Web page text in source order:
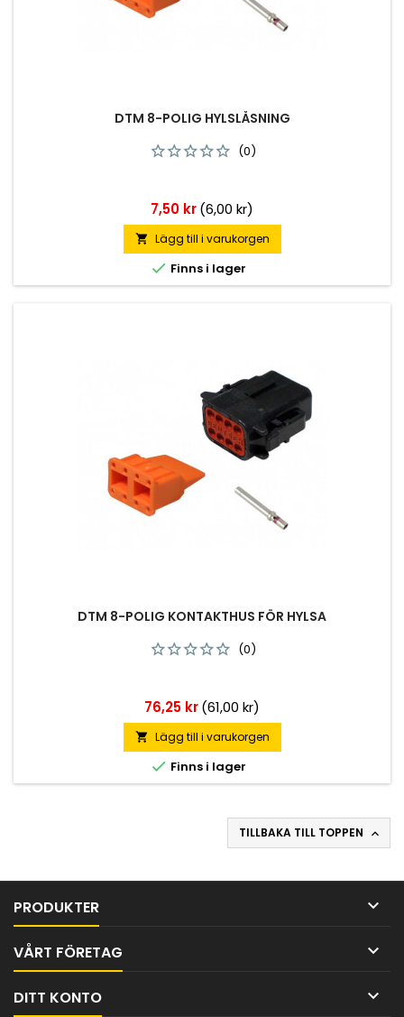
DTM 8-POLIG HYLSLÅSNING
(0)
Pris
7,50 kr(6,00 kr)
 Lägg till i varukorgen
 Finns i lager
DTM 8-POLIG KONTAKTHUS FÖR HYLSA
(0)
Pris
76,25 kr(61,00 kr)
 Lägg till i varukorgen
 Finns i lager
TILLBAKA TILL TOPPEN 
PRODUKTER 
VÅRT FÖRETAG 
DITT KONTO 